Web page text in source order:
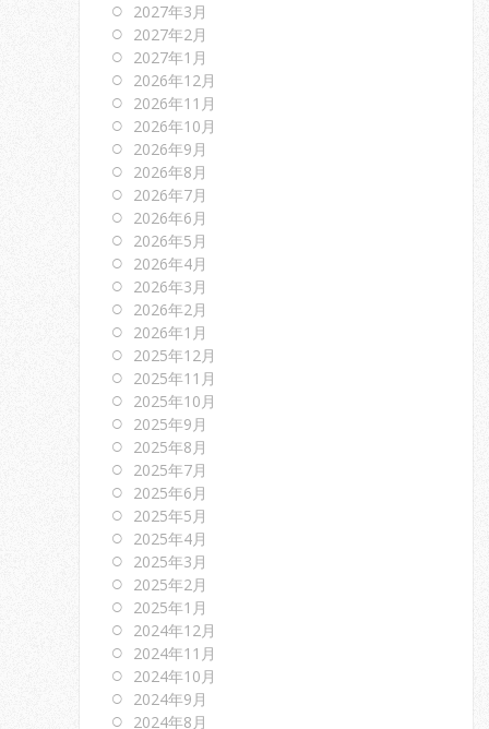
2027年3月
2027年2月
2027年1月
2026年12月
2026年11月
2026年10月
2026年9月
2026年8月
2026年7月
2026年6月
2026年5月
2026年4月
2026年3月
2026年2月
2026年1月
2025年12月
2025年11月
2025年10月
2025年9月
2025年8月
2025年7月
2025年6月
2025年5月
2025年4月
2025年3月
2025年2月
2025年1月
2024年12月
2024年11月
2024年10月
2024年9月
2024年8月